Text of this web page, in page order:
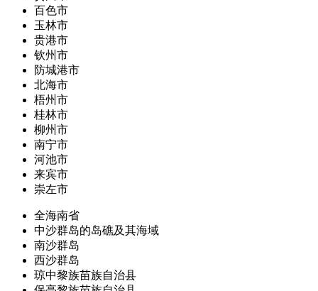
百色市
玉林市
贵港市
钦州市
防城港市
北海市
梧州市
桂林市
柳州市
南宁市
河池市
来宾市
崇左市
全海南省
中沙群岛的岛礁及其海域
南沙群岛
西沙群岛
琼中黎族苗族自治县